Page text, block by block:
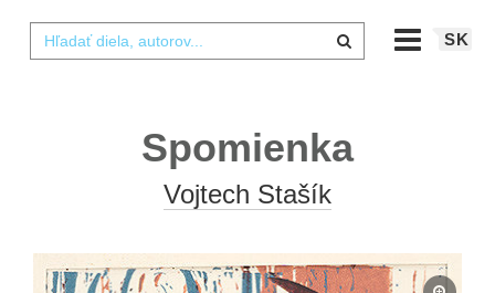
SK
Spomienka
Vojtech Stašík